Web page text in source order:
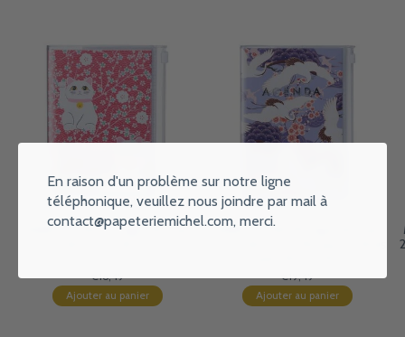
MARK'S EUROPE Agenda sept
€16,49
Ajouter au panier
MARK'S EUROPE Agenda sept
€19,49
Ajouter au panier
En raison d'un problème sur notre ligne
téléphonique, veuillez nous joindre par mail à
contact@papeteriemichel.com, merci.